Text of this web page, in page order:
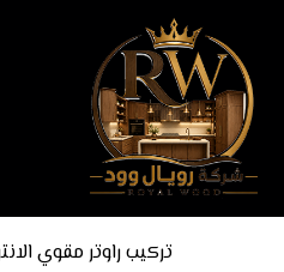
تركيب راوتر مقوي